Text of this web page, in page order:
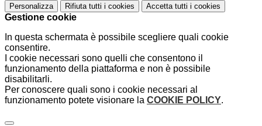
Personalizza Rifiuta tutti i cookies Accetta tutti i cookies
Gestione cookie
In questa schermata è possibile scegliere quali cookie
consentire.
I cookie necessari sono quelli che consentono il
funzionamento della piattaforma e non è possibile
disabilitarli.
Per conoscere quali sono i cookie necessari al
funzionamento potete visionare la COOKIE POLICY.